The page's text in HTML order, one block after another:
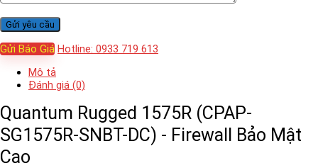
Gửi Báo Giá Hotline: 0933 719 613
Mô tả
Đánh giá (0)
Quantum Rugged 1575R (CPAP-
SG1575R-SNBT-DC) - Firewall Bảo Mật
Cao